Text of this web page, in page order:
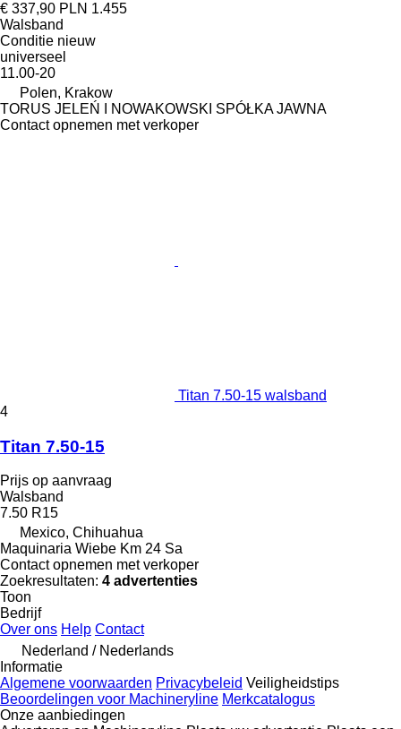
€ 337,90 PLN 1.455
Walsband
Conditie nieuw
universeel
11.00-20
Polen, Krakow
TORUS JELEŃ I NOWAKOWSKI SPÓŁKA JAWNA
Contact opnemen met verkoper
Titan 7.50-15 walsband
4
Titan 7.50-15
Prijs op aanvraag
Walsband
7.50 R15
Mexico, Chihuahua
Maquinaria Wiebe Km 24 Sa
Contact opnemen met verkoper
Zoekresultaten: 4 advertenties
Toon
Bedrijf
Over ons Help Contact
Nederland / Nederlands
Informatie
Algemene voorwaarden Privacybeleid Veiligheidstips
Beoordelingen voor Machineryline Merkcatalogus
Onze aanbiedingen